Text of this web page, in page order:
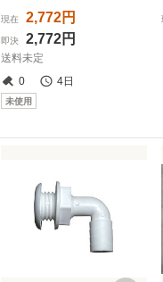
現在 2,772円
即決 2,772円
送料未定
0
4日
未使用